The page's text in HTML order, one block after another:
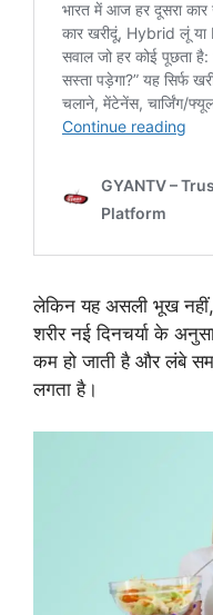
लेकिन यह असली भूख
शरीर नई दिनचर्या के
कम हो जाती है और लंबे
लगता है।